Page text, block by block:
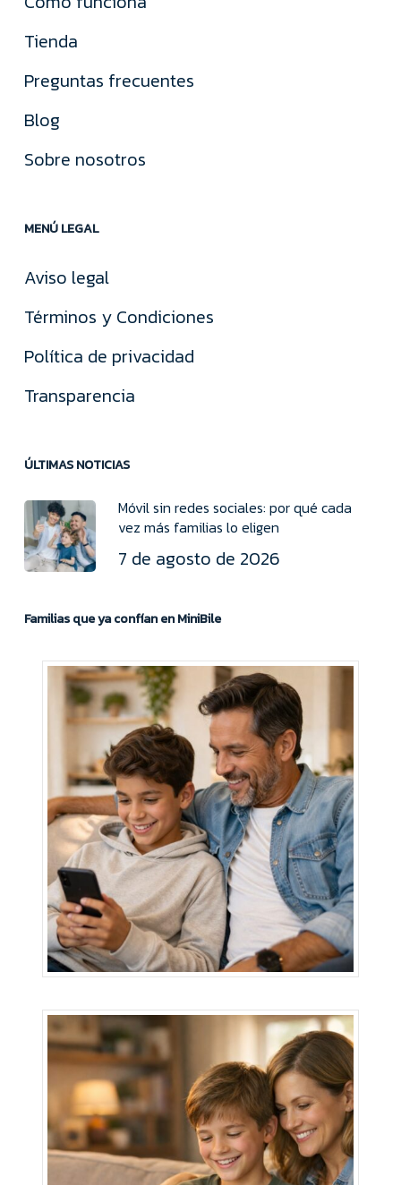
Tienda
Preguntas frecuentes
Blog
Sobre nosotros
MENÚ LEGAL
Aviso legal
Términos y Condiciones
Política de privacidad
Transparencia
ÚLTIMAS NOTICIAS
Móvil sin redes sociales: por qué cada
vez más familias lo eligen
7 de agosto de 2026
Familias que ya confían en MiniBile